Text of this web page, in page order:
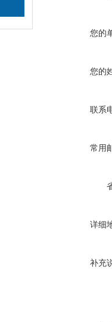
您的
您的
联系
常用
详细
补充